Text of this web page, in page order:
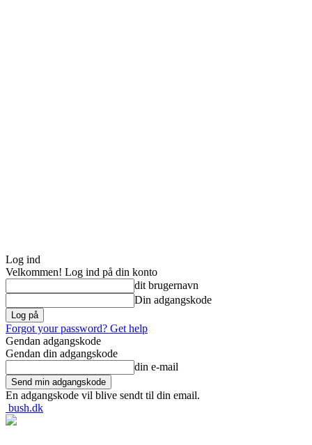
Log ind
Velkommen! Log ind på din konto
dit brugernavn
Din adgangskode
Forgot your password? Get help
Gendan adgangskode
Gendan din adgangskode
din e-mail
En adgangskode vil blive sendt til din email.
bush.dk